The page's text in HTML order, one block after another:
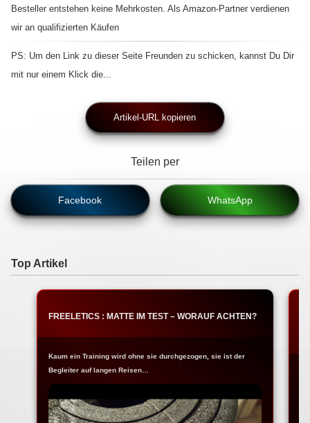
Besteller entstehen keine Mehrkosten. Als Amazon-Partner verdienen
wir an qualifizierten Käufen
PS: Um den Link zu dieser Seite Freunden zu schicken, kannst Du Dir
mit nur einem Klick die...
Artikel-URL kopieren
Teilen per
Facebook WhatsApp
Top Artikel
FREELETICS : MATTE IM TEST – WORAUF ACHTEN?
Kaum ein Training wird ohne sie durchgezogen, sie ist der
Begleiter auf langen Reisen…